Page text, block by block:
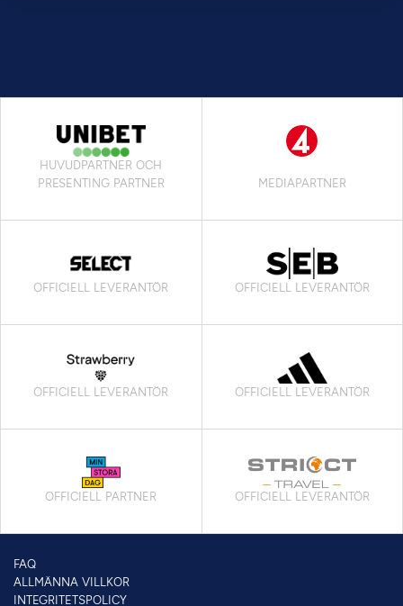
HUVUDPARTNER OCH
PRESENTING PARTNER
MEDIAPARTNER
OFFICIELL LEVERANTÖR OFFICIELL LEVERANTÖR
OFFICIELL LEVERANTÖR OFFICIELL LEVERANTÖR
OFFICIELL PARTNER OFFICIELL LEVERANTÖR
FAQ
ALLMÄNNA VILLKOR
INTEGRITETSPOLICY